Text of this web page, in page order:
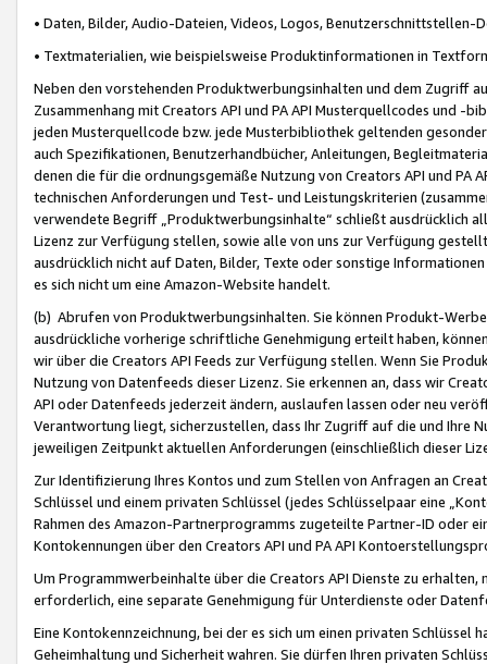
• Daten, Bilder, Audio-Dateien, Videos, Logos, Benutzerschnittstellen-
• Textmaterialien, wie beispielsweise Produktinformationen in
Neben den vorstehenden Produktwerbungsinhalten und dem Zugriff
Zusammenhang mit Creators API und PA API Musterquellcodes und
jeden Musterquellcode bzw. jede Musterbibliothek geltenden
auch Spezifikationen, Benutzerhandbücher, Anleitungen,
denen die für die ordnungsgemäße Nutzung von Creators API und PA
technischen Anforderungen und Test- und Leistungskriterien
verwendete Begriff „Produktwerbungsinhalte“ schließt ausdrücklich
Lizenz zur Verfügung stellen, sowie alle von uns zur Verfügung
ausdrücklich nicht auf Daten, Bilder, Texte oder sonstige
es sich nicht um eine Amazon-Website handelt.
(b) Abrufen von Produktwerbungsinhalten. Sie können Produkt-
ausdrückliche vorherige schriftliche Genehmigung erteilt haben,
wir über die Creators API Feeds zur Verfügung stellen. Wenn Sie
Nutzung von Datenfeeds dieser Lizenz. Sie erkennen an, dass wir
API oder Datenfeeds jederzeit ändern, auslaufen lassen oder neu
Verantwortung liegt, sicherzustellen, dass Ihr Zugriff auf die und Ihre
jeweiligen Zeitpunkt aktuellen Anforderungen (einschließlich dieser
Zur Identifizierung Ihres Kontos und zum Stellen von Anfragen an
Schlüssel und einem privaten Schlüssel (jedes Schlüsselpaar eine
Rahmen des Amazon-Partnerprogramms zugeteilte Partner-ID oder
Kontokennungen über den Creators API und PA API
Um Programmwerbeinhalte über die Creators API Dienste zu
erforderlich, eine separate Genehmigung für Unterdienste oder
Eine Kontokennzeichnung, bei der es sich um einen privaten
Geheimhaltung und Sicherheit wahren. Sie dürfen Ihren privaten